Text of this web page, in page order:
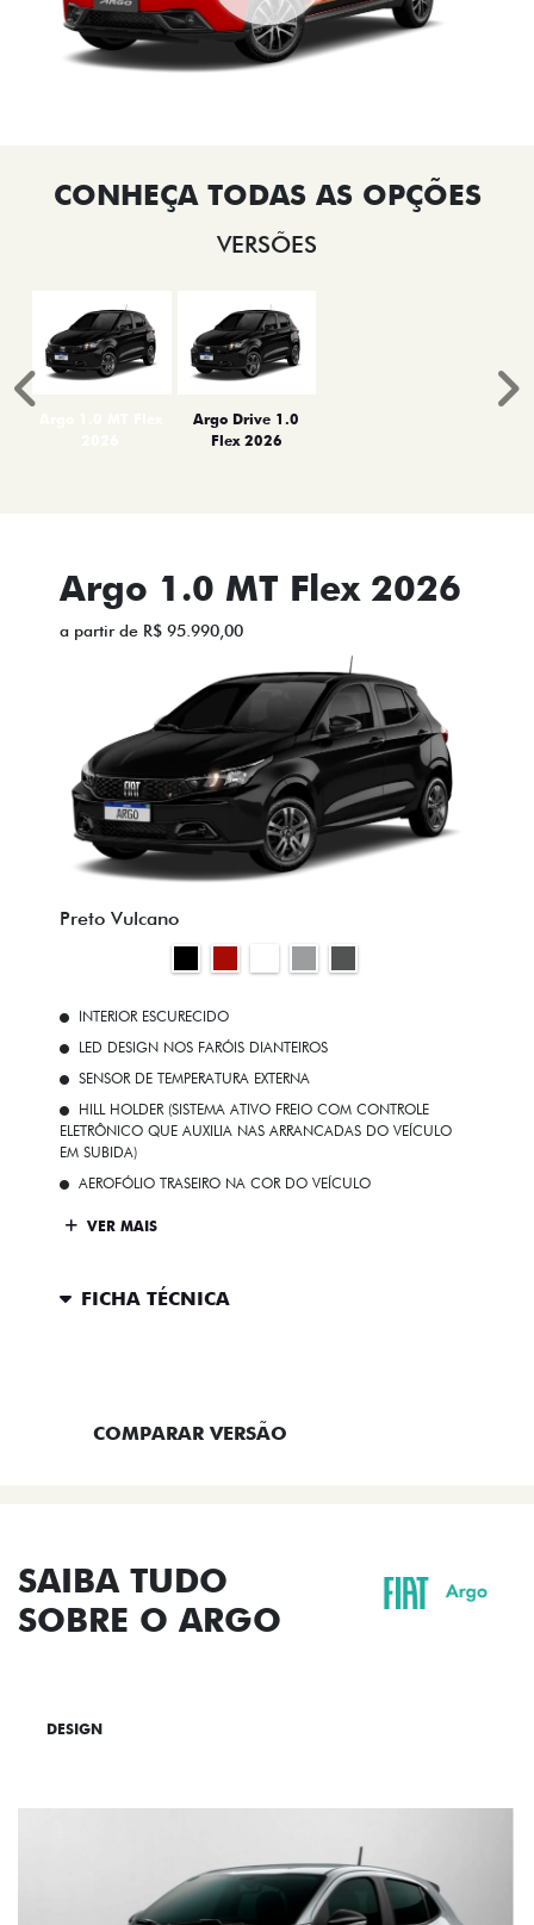
VERSÕES
Argo Drive 1.0
Flex 2026
Anterior
Argo 1.0 MT Flex 2026
a partir de R$ 95.990,00
Preto Vulcano
INTERIOR ESCURECIDO
LED DESIGN NOS FARÓIS DIANTEIROS
SENSOR DE TEMPERATURA EXTERNA
HILL HOLDER (SISTEMA ATIVO FREIO COM CONTROLE
ELETRÔNICO QUE AUXILIA NAS ARRANCADAS DO VEÍCULO
EM SUBIDA)
AEROFÓLIO TRASEIRO NA COR DO VEÍCULO
VER MAIS
FICHA TÉCNICA
COMPARAR VERSÃO
SAIBA TUDO
SOBRE O ARGO
DESIGN